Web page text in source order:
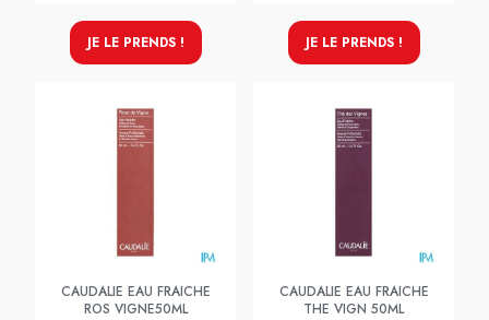
JE LE PRENDS ! JE LE PRENDS !
CAUDALIE EAU FRAICHE
ROS VIGNE50ML
CAUDALIE EAU FRAICHE
THE VIGN 50ML